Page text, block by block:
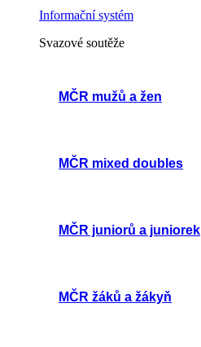
Informační systém
Svazové soutěže
MČR mužů a žen
MČR mixed doubles
MČR juniorů a juniorek
MČR žáků a žákyň